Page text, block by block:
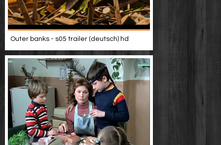
Outer banks - s05 trailer (deutsch) hd